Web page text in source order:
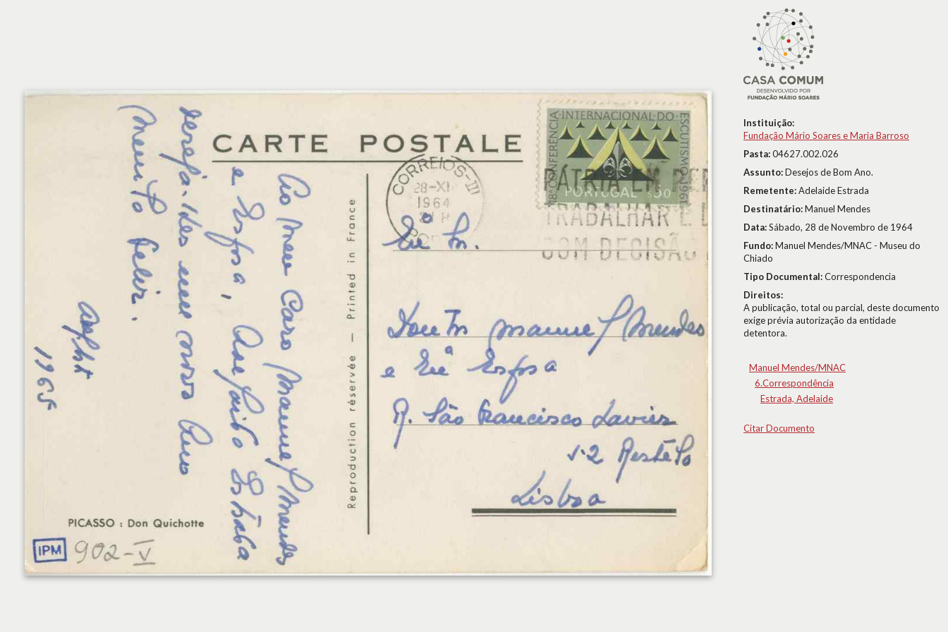
Instituição:
Fundação Mário Soares e Maria Barroso
Pasta:04627.002.026
Assunto:Desejos de Bom Ano.
Remetente:Adelaide Estrada
Destinatário:Manuel Mendes
Data:Sábado, 28 de Novembro de 1964
Fundo:Manuel Mendes/MNAC - Museu do
Chiado
Tipo Documental:Correspondencia
Direitos:
A publicação, total ou parcial, deste documento
exige prévia autorização da entidade
detentora.
Manuel Mendes/MNAC
6.Correspondência
Estrada, Adelaide
Citar Documento